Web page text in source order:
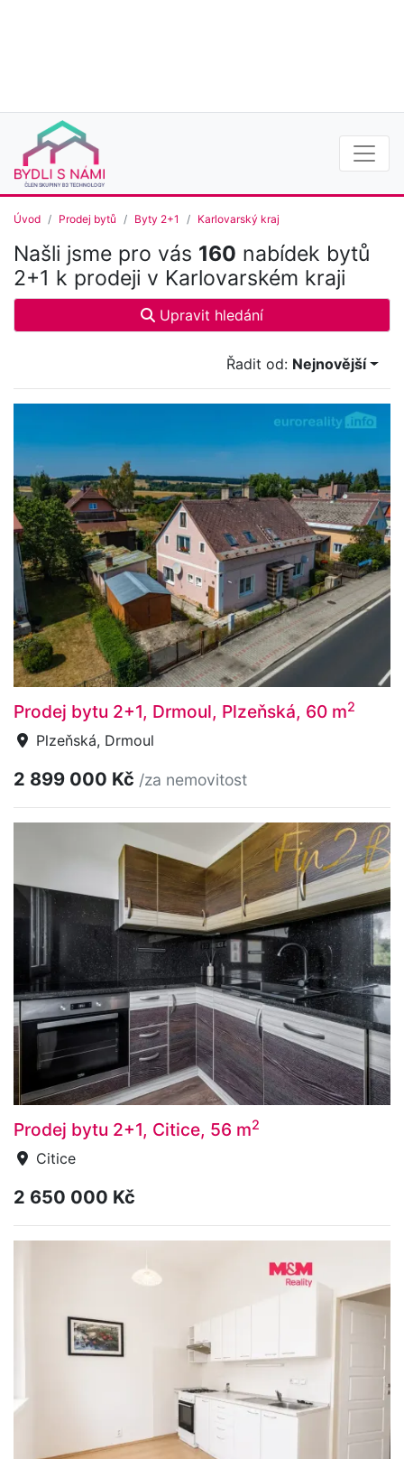
Úvod Prodej bytů Byty 2+1 Karlovarský kraj
Našli jsme pro vás 160 nabídek bytů
2+1 k prodeji v Karlovarském kraji
Upravit hledání
Řadit od: Nejnovější
Prodej bytu 2+1, Drmoul, Plzeňská, 60 m2
Plzeňská, Drmoul
2 899 000 Kč /za nemovitost
Prodej bytu 2+1, Citice, 56 m2
Citice
2 650 000 Kč